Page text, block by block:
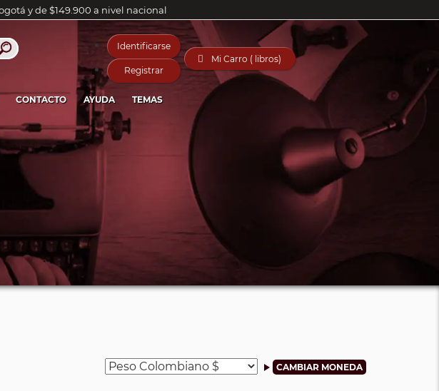
y de $149.900 a nivel nacional
Identificarse
Registrar
 Mi Carro ( libros)
CONTACTO AYUDA TEMAS